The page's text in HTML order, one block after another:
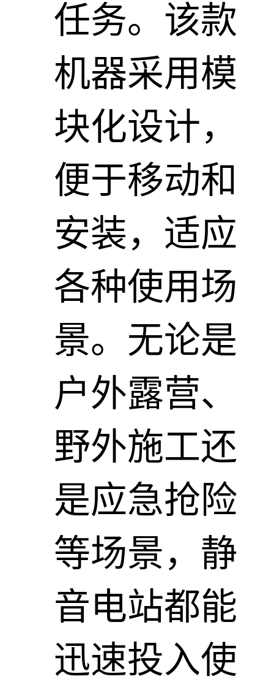
任务。该款
机器采用模
块化设计，
便于移动和
安装，适应
各种使用场
景。无论是
户外露营、
野外施工还
是应急抢险
等场景，静
音电站都能
迅速投入使